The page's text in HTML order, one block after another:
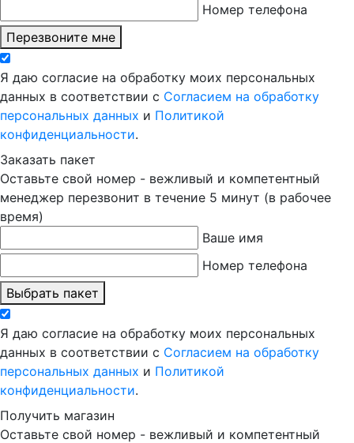
Номер телефона
Перезвоните мне
Я даю согласие на обработку моих персональных
данных в соответствии с Согласием на обработку
персональных данных и Политикой
конфиденциальности.
Заказать пакет
Оставьте свой номер - вежливый и компетентный
менеджер перезвонит в течение 5 минут (в рабочее
время)
Ваше имя
Номер телефона
Выбрать пакет
Я даю согласие на обработку моих персональных
данных в соответствии с Согласием на обработку
персональных данных и Политикой
конфиденциальности.
Получить магазин
Оставьте свой номер - вежливый и компетентный